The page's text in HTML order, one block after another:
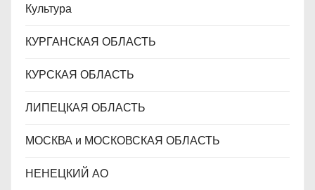
Культура
КУРГАНСКАЯ ОБЛАСТЬ
КУРСКАЯ ОБЛАСТЬ
ЛИПЕЦКАЯ ОБЛАСТЬ
МОСКВА и МОСКОВСКАЯ ОБЛАСТЬ
НЕНЕЦКИЙ АО